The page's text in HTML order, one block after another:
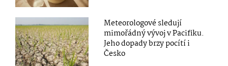
Meteorologové sledují
mimořádný vývoj v Pacifiku.
Jeho dopady brzy pocítí i
Česko